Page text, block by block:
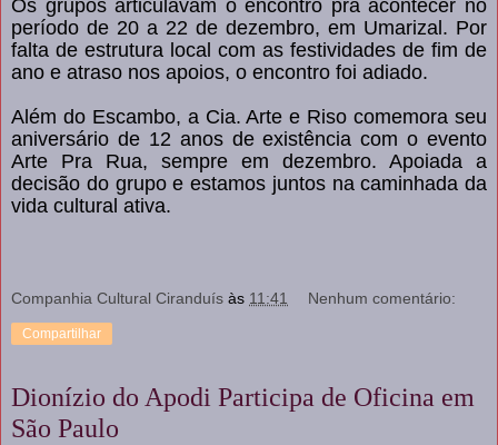
Os grupos articulavam o encontro pra acontecer no
período de 20 a 22 de dezembro, em Umarizal. Por
falta de estrutura local com as festividades de fim de
ano e atraso nos apoios, o encontro foi adiado.
Além do Escambo, a Cia. Arte e Riso comemora seu
aniversário de 12 anos de existência com o evento
Arte Pra Rua, sempre em dezembro. Apoiada a
decisão do grupo e estamos juntos na caminhada da
vida cultural ativa.
Companhia Cultural Ciranduís às 11:41 Nenhum comentário:
Compartilhar
Dionízio do Apodi Participa de Oficina em
São Paulo